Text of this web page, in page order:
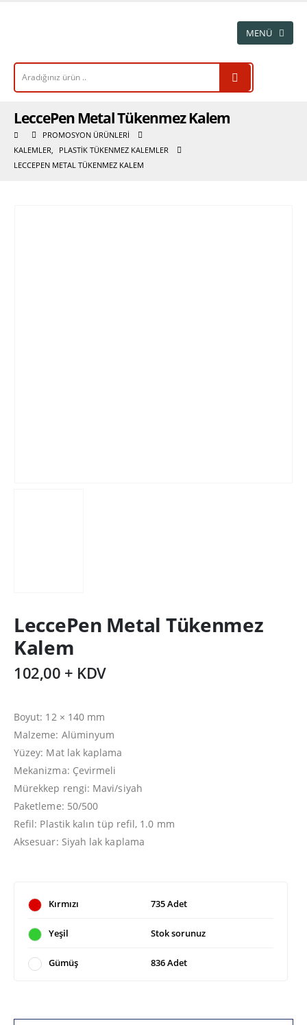
LeccePen Metal Tükenmez Kalem
PROMOSYON ÜRÜNLERI
KALEMLER,
PLASTIK TÜKENMEZ KALEMLER
LECCEPEN METAL TÜKENMEZ KALEM
LeccePen Metal Tükenmez
Kalem
102,00 + KDV
Boyut: 12 × 140 mm
Malzeme: Alüminyum
Yüzey: Mat lak kaplama
Mekanizma: Çevirmeli
Mürekkep rengi: Mavi/siyah
Paketleme: 50/500
Refil: Plastik kalın tüp refil, 1.0 mm
Aksesuar: Siyah lak kaplama
Kırmızı 735 Adet
Yeşil Stok sorunuz
Gümüş 836 Adet